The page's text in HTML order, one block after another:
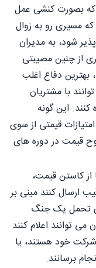
که بصورت کنشی عمل
مسیری رو به زوال
شود، به مدیران
از چنین مصیبتی
بهترین دفاع اغلب
با مشتریان
کنند. این گونه
قیمتی از سوی
قیمت در دوره های
از کاستن قیمت،
ارسال کنند مبنی بر
تحمل یک جنگ
می توانند اعلام کنند
خود هستند، یا
برسانند.